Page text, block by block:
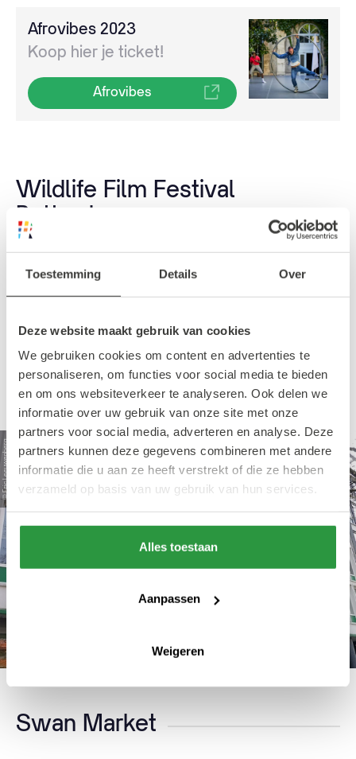
Toestemming Details Over
Deze website maakt gebruik van cookies
We gebruiken cookies om content en advertenties te
personaliseren, om functies voor social media te bieden
en om ons websiteverkeer te analyseren. Ook delen we
informatie over uw gebruik van onze site met onze
partners voor social media, adverteren en analyse. Deze
partners kunnen deze gegevens combineren met andere
informatie die u aan ze heeft verstrekt of die ze hebben
verzameld op basis van uw gebruik van hun services.
Alles toestaan
Aanpassen
Weigeren
Afrovibes 2023
Koop hier je ticket!
Afrovibes
Wildlife Film Festival
Rotterdam
Van 31 oktober t/m 5 november vindt het
je de mooiste en meest impactvolle films
over de natuur uit binnen- en buitenland. Ben
jij erbij?
© Eric Leeuwenberg
Swan Market